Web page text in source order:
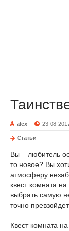
alex 23-08-
Статьи
Вы – любитель
то новое? Вы
атмосферу
квест комната
выбрать самую
точно
Квест комната